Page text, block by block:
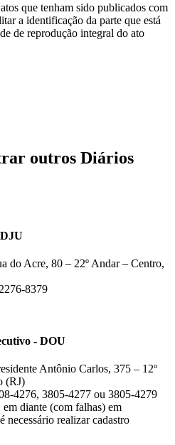
que tenham sido publicados com
a identificação da parte que está
de reprodução integral do ato
outros Diários
do Acre, 80 – 22º Andar – Centro,
8379
- DOU
Antônio Carlos, 375 – 12º
(RJ)
4276, 3805-4277 ou 3805-4279
diante (com falhas) em
necessário realizar cadastro